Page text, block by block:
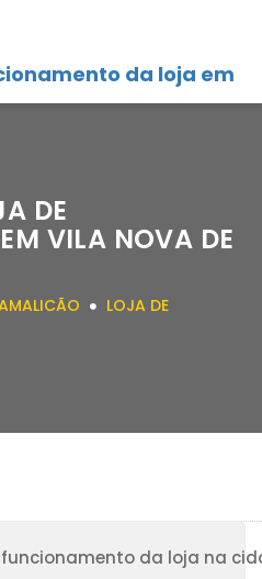
da loja em
DE
VILA NOVA DE
LOJA DE
da loja na